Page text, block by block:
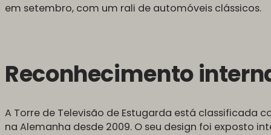
em setembro, com um rali de automóveis clássicos.
Reconhecimento
A Torre de Televisão de Estugarda está
na Alemanha desde 2009. O seu design foi exposto